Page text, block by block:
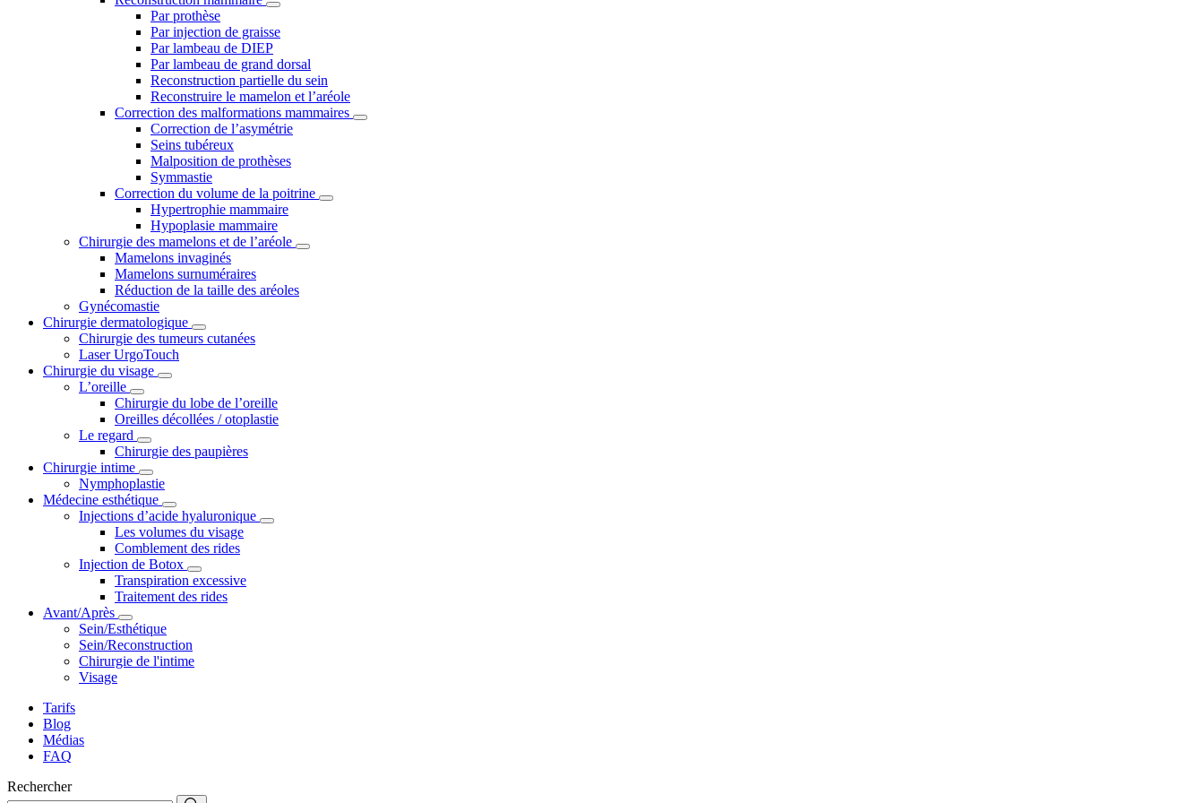
Par prothèse
Par injection de graisse
Par lambeau de DIEP
Par lambeau de grand dorsal
Reconstruction partielle du sein
Reconstruire le mamelon et l’aréole
Correction des malformations mammaires
Correction de l’asymétrie
Seins tubéreux
Malposition de prothèses
Symmastie
Correction du volume de la poitrine
Hypertrophie mammaire
Hypoplasie mammaire
Chirurgie des mamelons et de l’aréole
Mamelons invaginés
Mamelons surnuméraires
Réduction de la taille des aréoles
Gynécomastie
Chirurgie dermatologique
Chirurgie des tumeurs cutanées
Laser UrgoTouch
Chirurgie du visage
L’oreille
Chirurgie du lobe de l’oreille
Oreilles décollées / otoplastie
Le regard
Chirurgie des paupières
Chirurgie intime
Nymphoplastie
Médecine esthétique
Injections d’acide hyaluronique
Les volumes du visage
Comblement des rides
Injection de Botox
Transpiration excessive
Traitement des rides
Avant/Après
Sein/Esthétique
Sein/Reconstruction
Chirurgie de l'intime
Visage
Tarifs
Blog
Médias
FAQ
Rechercher